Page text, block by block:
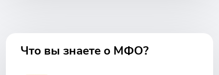
Что вы знаете о МФО?